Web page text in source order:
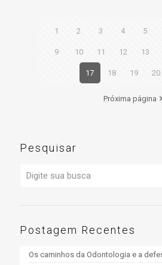
1 2 3 4 5
9 10 11 12 13
17 18 19 20
Próxima página
Pesquisar
Postagem Recentes
Os caminhos da Odontologia e a